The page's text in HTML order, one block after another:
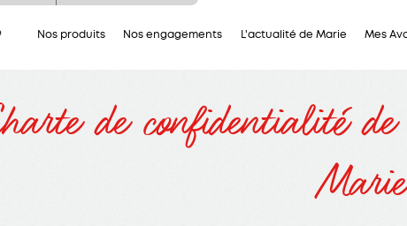
Nos produits Nos engagements L'actualité de Marie Mes
de confidentialité
Marie
des cookies pour nous
fonctionnement de notre
fins analytiques. Vous
site. En autorisant ces
vous acceptez le dépôt et la
et l'utilisation de